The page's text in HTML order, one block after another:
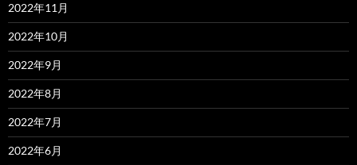
2022年11月
2022年10月
2022年9月
2022年8月
2022年7月
2022年6月